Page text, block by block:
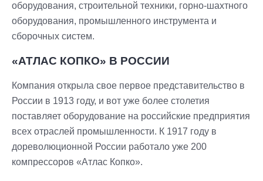
оборудования, строительной техники, горно-шахтного
оборудования, промышленного инструмента и
сборочных систем.
«АТЛАС КОПКО» В РОССИИ
Компания открыла свое первое представительство в
России в 1913 году, и вот уже более столетия
поставляет оборудование на российские предприятия
всех отраслей промышленности. К 1917 году в
дореволюционной России работало уже 200
компрессоров «Атлас Копко».